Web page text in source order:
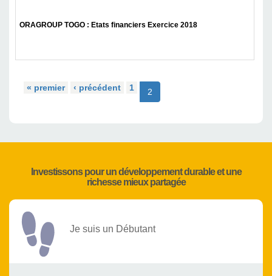
ORAGROUP TOGO : Etats financiers Exercice 2018
« premier ‹ précédent 1 2
Investissons pour un développement durable et une
richesse mieux partagée
Je suis un Débutant